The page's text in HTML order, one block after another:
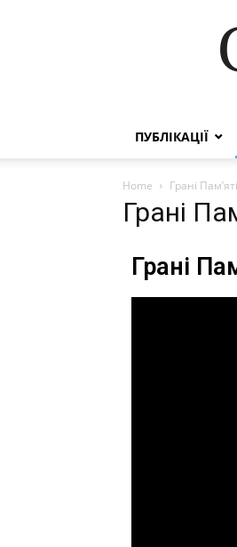
ПУБЛІКАЦІЇ
Home Грані
Грані
Грані